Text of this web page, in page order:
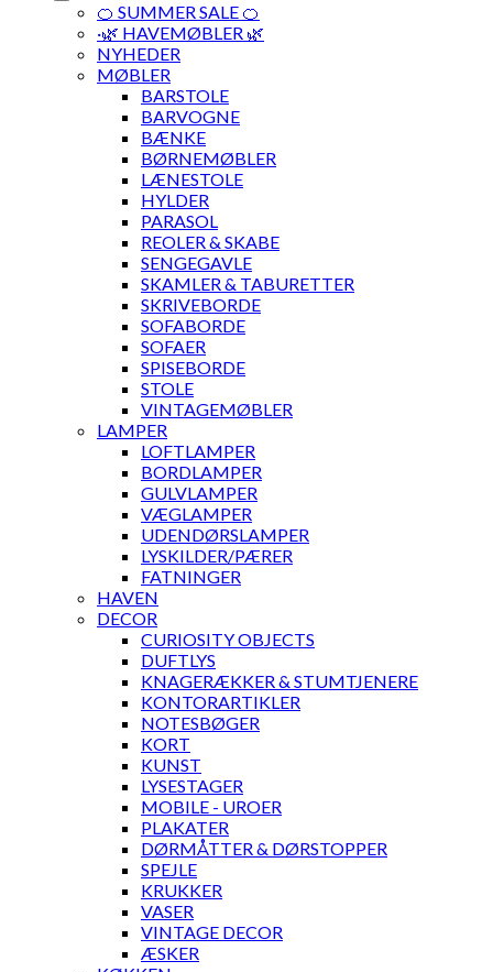
🍊 SUMMER SALE 🍊
·🌿 HAVEMØBLER 🌿
NYHEDER
MØBLER
BARSTOLE
BARVOGNE
BÆNKE
BØRNEMØBLER
LÆNESTOLE
HYLDER
PARASOL
REOLER & SKABE
SENGEGAVLE
SKAMLER & TABURETTER
SKRIVEBORDE
SOFABORDE
SOFAER
SPISEBORDE
STOLE
VINTAGEMØBLER
LAMPER
LOFTLAMPER
BORDLAMPER
GULVLAMPER
VÆGLAMPER
UDENDØRSLAMPER
LYSKILDER/PÆRER
FATNINGER
HAVEN
DECOR
CURIOSITY OBJECTS
DUFTLYS
KNAGERÆKKER & STUMTJENERE
KONTORARTIKLER
NOTESBØGER
KORT
KUNST
LYSESTAGER
MOBILE - UROER
PLAKATER
DØRMÅTTER & DØRSTOPPER
SPEJLE
KRUKKER
VASER
VINTAGE DECOR
ÆSKER